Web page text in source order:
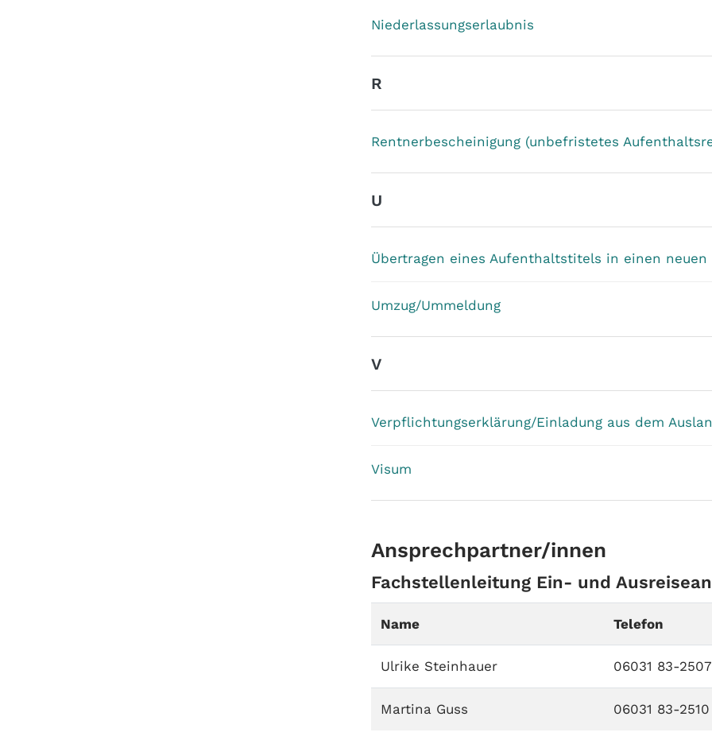
Niederlassungserlaubnis
R
Rentnerbescheinigung (unbefristetes
U
Übertragen eines Aufenthaltstitels in einen neuen
Umzug/Ummeldung
V
Verpflichtungserklärung/Einladung aus dem
Visum
Ansprechpartner/innen
Fachstellenleitung Ein- und
Name Telefon
Ulrike Steinhauer 06031 83-2507
Martina Guss 06031 83-2510